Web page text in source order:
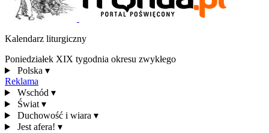
Kalendarz liturgiczny
Poniedziałek XIX tygodnia okresu zwykłego
Polska ▾
Reklama
Wschód ▾
Świat ▾
Duchowość i wiara ▾
Jest afera! ▾